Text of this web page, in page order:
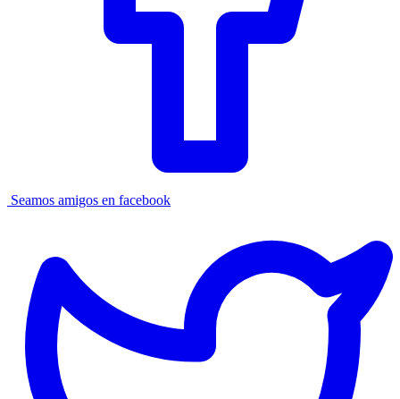
Seamos amigos en facebook